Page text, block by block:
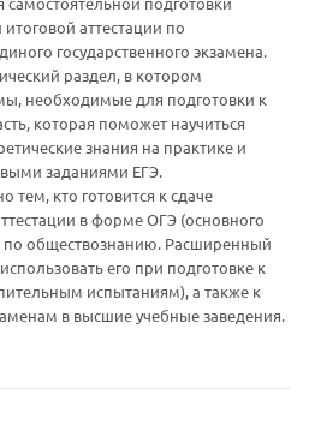
аттестации по
государственного экзамена.
раздел, в котором
необходимые для подготовки к
которая поможет научиться
знания на практике и
заданиями ЕГЭ.
тем, кто готовится к сдаче
в форме ОГЭ (основного
по обществознанию. Расширенный
его при подготовке к
испытаниям), а также к
в высшие учебные заведения.